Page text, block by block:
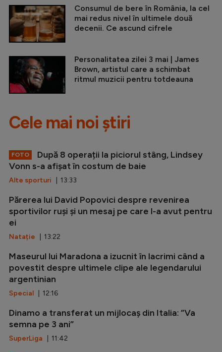
Consumul de bere în România, la cel
mai redus nivel în ultimele două
decenii. Ce ascund cifrele
Personalitatea zilei 3 mai | James
Brown, artistul care a schimbat
ritmul muzicii pentru totdeauna
Cele mai noi știri
FOTO
După 8 operații la piciorul stâng, Lindsey
Vonn s-a afișat în costum de baie
Alte sporturi | 13:33
Părerea lui David Popovici despre revenirea
sportivilor ruși și un mesaj pe care l-a avut pentru
ei
Natație | 13:22
Maseurul lui Maradona a izucnit în lacrimi când a
povestit despre ultimele clipe ale legendarului
argentinian
Special | 12:16
Dinamo a transferat un mijlocaș din Italia: ”Va
semna pe 3 ani”
SuperLiga | 11:42